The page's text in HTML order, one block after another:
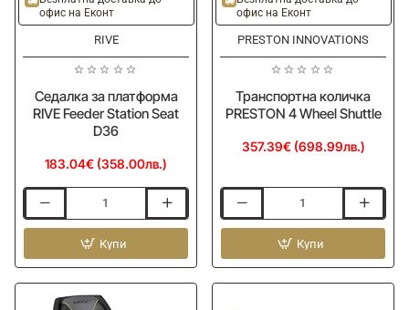
офис на Еконт
RIVE
Седалка за платформа
RIVE Feeder Station Seat
D36
183.04€ (358.00лв.)
за
платформа
RIVE
Feeder
Station
Купи
офис на Еконт
PRESTON INNOVATIONS
Транспортна количка
PRESTON 4 Wheel Shuttle
357.39€ (698.99лв.)
количка
PRESTON
4
Wheel
Купи